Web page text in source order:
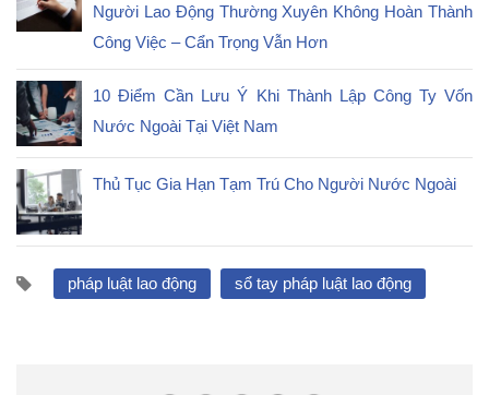
Người Lao Động Thường Xuyên Không Hoàn Thành
Công Việc – Cẩn Trọng Vẫn Hơn
10 Điểm Cần Lưu Ý Khi Thành Lập Công Ty Vốn
Nước Ngoài Tại Việt Nam
Thủ Tục Gia Hạn Tạm Trú Cho Người Nước Ngoài
pháp luật lao động sổ tay pháp luật lao động